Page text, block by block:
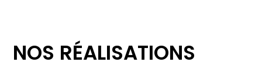
NOS RÉALISATIONS